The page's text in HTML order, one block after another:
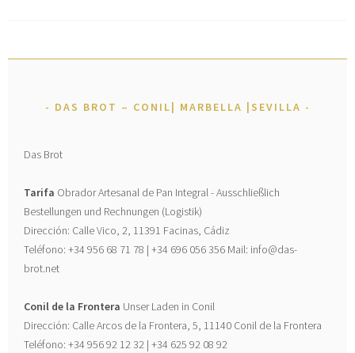
DAS BROT – CONIL| MARBELLA |SEVILLA
Das Brot
Tarifa Obrador Artesanal de Pan Integral - Ausschließlich
Bestellungen und Rechnungen (Logistik)
Dirección: Calle Vico, 2, 11391 Facinas, Cádiz
Teléfono: +34 956 68 71 78 | +34 696 056 356 Mail: info@das-
brot.net
Conil de la Frontera Unser Laden in Conil
Dirección: Calle Arcos de la Frontera, 5, 11140 Conil de la Frontera
Teléfono: +34 956 92 12 32 | +34 625 92 08 92